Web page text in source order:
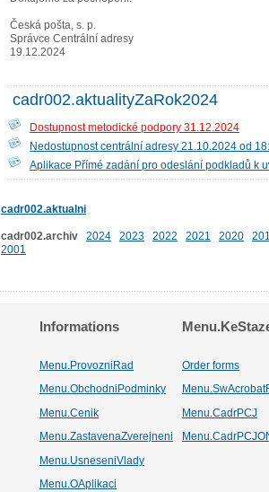
Česká pošta, s. p.
Správce Centrální adresy
19.12.2024
cadr002.aktualityZaRok2024
Dostupnost metodické podpory 31.12.2024
Nedostupnost centrální adresy 21.10.2024 od
Aplikace Přímé zadání pro odeslání podkladů k
cadr002.aktualni
cadr002.archiv 2024 2023 2022 2021 2020
2001
Informations
Menu.ProvozniRad Order forms
Menu.ObchodniPodminky
Menu.Cenik Menu.CadrPCJ
Menu.ZastavenaZverejneni
Menu.UsneseniVlady
Menu.OAplikaci